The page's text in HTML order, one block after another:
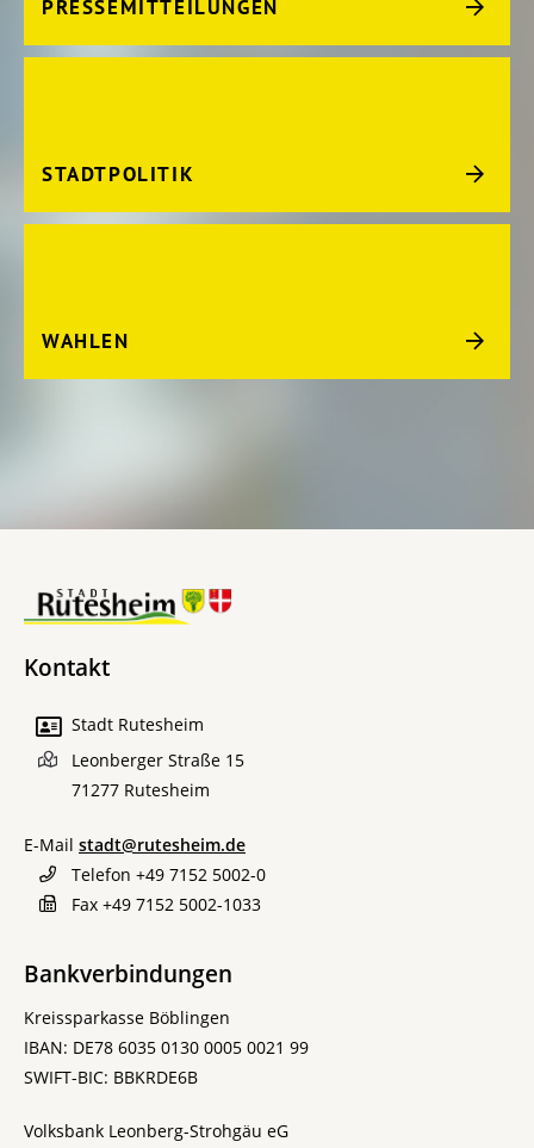
PRESSEMITTEILUNGEN
STADTPOLITIK
WAHLEN
Kontakt
Stadt Rutesheim
Leonberger Straße 15
71277 Rutesheim
E-Mail stadt@rutesheim.de
Telefon +49 7152 5002-0
Fax +49 7152 5002-1033
Bankverbindungen
Kreissparkasse Böblingen
IBAN: DE78 6035 0130 0005 0021 99
SWIFT-BIC: BBKRDE6B
Volksbank Leonberg-Strohgäu eG